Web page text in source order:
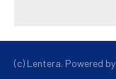
(c) Lentera. Powered by